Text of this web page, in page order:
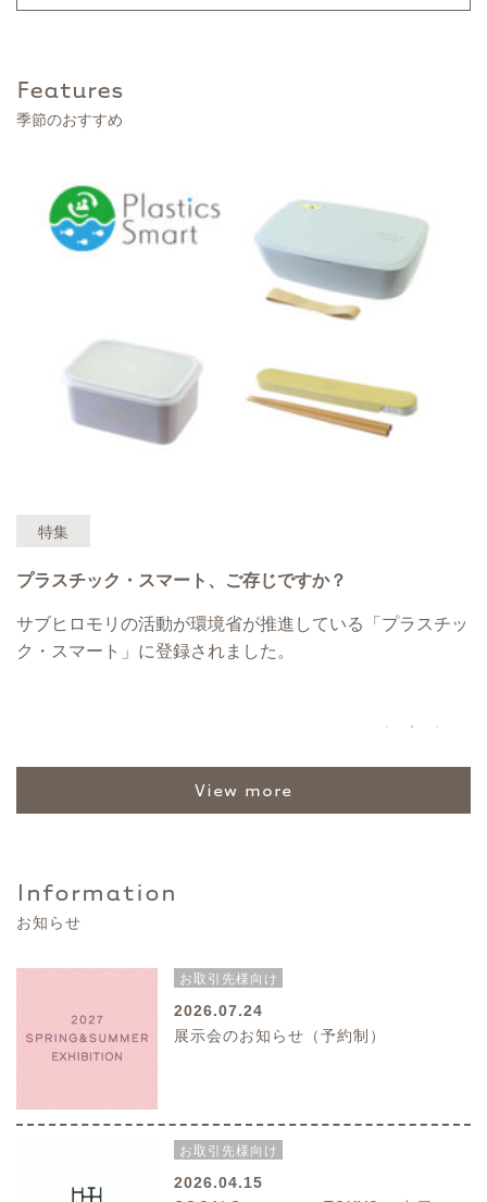
Features
季節のおすすめ
特集
プラスチック・スマート、ご存じですか？
サブヒロモリの活動が環境省が推進している「プラスチッ
ク・スマート」に登録されました。
view more
Information
お知らせ
お取引先様向け
2026.07.24
展示会のお知らせ（予約制）
お取引先様向け
2026.04.15